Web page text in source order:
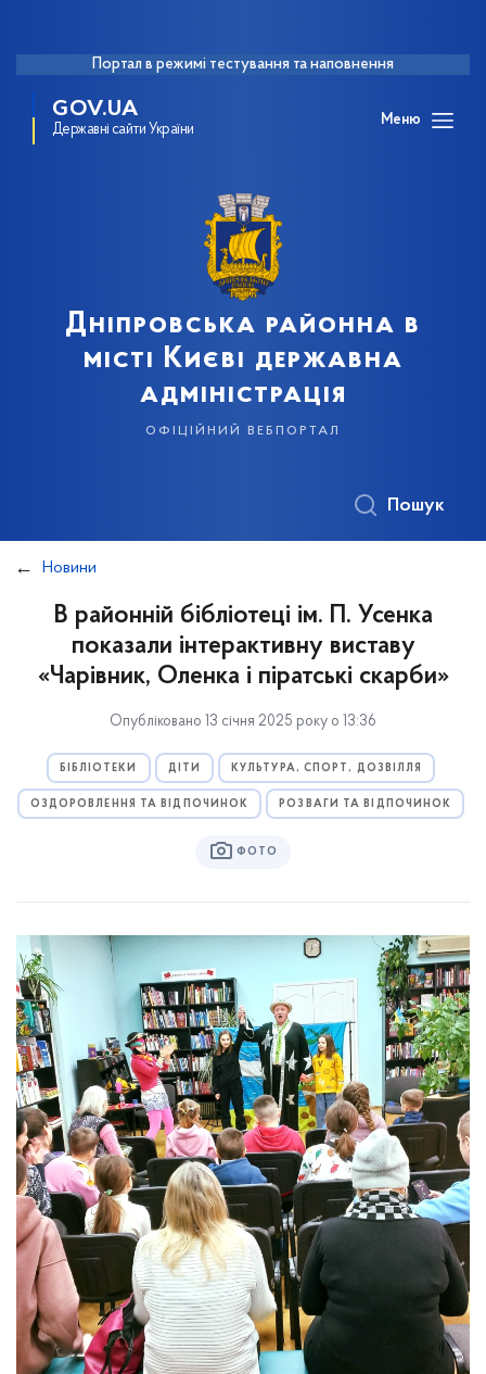
Портал в режимі тестування та наповнення
GOV.UA
Державні сайти України
Меню
Дніпровська районна в
місті Києві державна
адміністрація
офіційний вебпортал
Пошук
Новини
В районній бібліотеці ім. П. Усенка
показали інтерактивну виставу
«Чарівник, Оленка і піратські скарби»
Опубліковано 13 січня 2025 року о 13:36
БІБЛІОТЕКИ ДІТИ КУЛЬТУРА, СПОРТ, ДОЗВІЛЛЯ
ОЗДОРОВЛЕННЯ ТА ВІДПОЧИНОК РОЗВАГИ ТА ВІДПОЧИНОК
ФОТО